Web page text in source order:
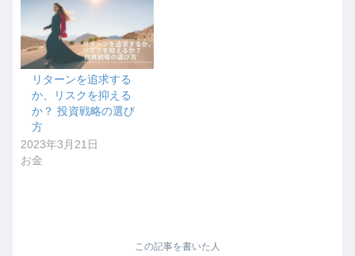
リターンを追求する
か、リスクを抑える
か？ 投資戦略の選び
方
2023年3月21日
お金
この記事を書いた人